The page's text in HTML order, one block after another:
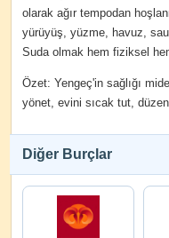
olarak ağır tempodan
yürüyüş, yüzme, havuz,
Suda olmak hem fiziksel
Özet: Yengeç'in sağlığı
yönet, evini sıcak tut,
Diğer Burçlar